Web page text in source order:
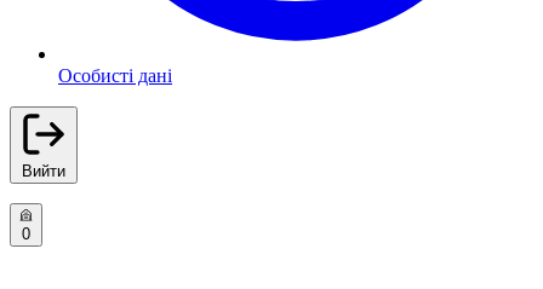
Особисті дані
Вийти
0